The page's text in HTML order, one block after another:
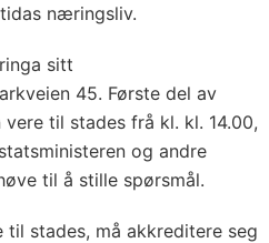
næringsliv.
sitt
45. Første del av
til stades frå kl. kl. 14.00,
og andre
til å stille spørsmål.
til stades, må akkreditere seg